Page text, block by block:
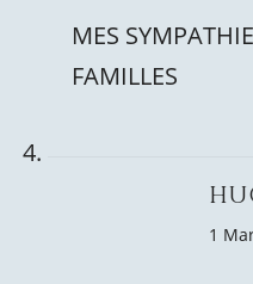
MES
FAMILLES
1